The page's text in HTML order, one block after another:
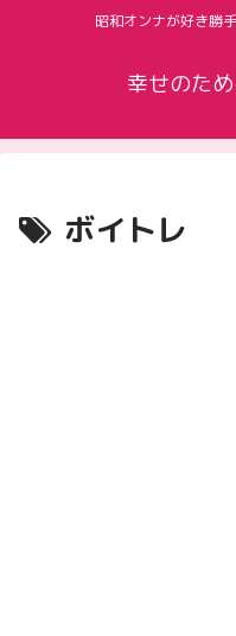
昭和オンナが好き勝
幸せのた
ボイトレ